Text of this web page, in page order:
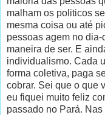
malham os politicos
mesma coisa ou até
pessoas agem no
maneira de ser. E
individualismo. Cada
forma coletiva, paga
cobrar. Sei que o que
eu fiquei muito feliz
passado no Pará.